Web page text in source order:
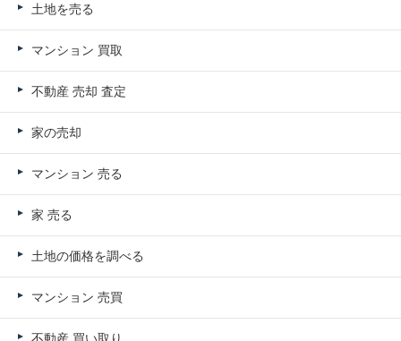
土地を売る
マンション 買取
不動産 売却 査定
家の売却
マンション 売る
家 売る
土地の価格を調べる
マンション 売買